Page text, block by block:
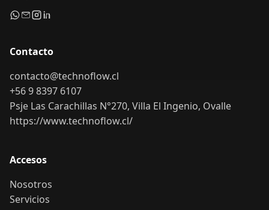
Contacto
contacto@technoflow.cl
+56 9 8397 6107
Psje Las Carachillas N°270, Villa El Ingenio, Ovalle
https://www.technoflow.cl/
Accesos
Nosotros
Servicios